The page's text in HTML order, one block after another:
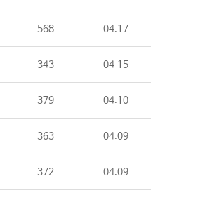
568 04.17
343 04.15
379 04.10
363 04.09
372 04.09